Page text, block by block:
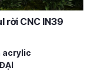
rời CNC IN39
acrylic